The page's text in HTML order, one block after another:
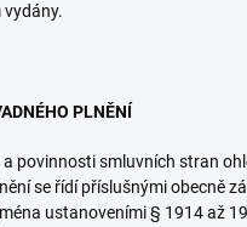
PLNĚNÍ
smluvních stran
se řídí příslušnými obecně
ustanoveními § 1914 až